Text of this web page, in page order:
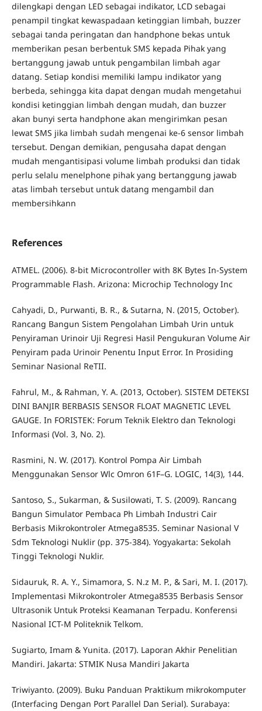
dilengkapi dengan LED sebagai indikator, LCD sebagai
penampil tingkat kewaspadaan ketinggian limbah, buzzer
sebagai tanda peringatan dan handphone bekas untuk
memberikan pesan berbentuk SMS kepada Pihak yang
bertanggung jawab untuk pengambilan limbah agar
datang. Setiap kondisi memiliki lampu indikator yang
berbeda, sehingga kita dapat dengan mudah mengetahui
kondisi ketinggian limbah dengan mudah, dan buzzer
akan bunyi serta handphone akan mengirimkan pesan
lewat SMS jika limbah sudah mengenai ke-6 sensor limbah
tersebut. Dengan demikian, pengusaha dapat dengan
mudah mengantisipasi volume limbah produksi dan tidak
perlu selalu menelphone pihak yang bertanggung jawab
atas limbah tersebut untuk datang mengambil dan
membersihkann
References
ATMEL. (2006). 8-bit Microcontroller with 8K Bytes In-System
Programmable Flash. Arizona: Microchip Technology Inc
Cahyadi, D., Purwanti, B. R., & Sutarna, N. (2015, October).
Rancang Bangun Sistem Pengolahan Limbah Urin untuk
Penyiraman Urinoir Uji Regresi Hasil Pengukuran Volume Air
Penyiram pada Urinoir Penentu Input Error. In Prosiding
Seminar Nasional ReTII.
Fahrul, M., & Rahman, Y. A. (2013, October). SISTEM DETEKSI
DINI BANJIR BERBASIS SENSOR FLOAT MAGNETIC LEVEL
GAUGE. In FORISTEK: Forum Teknik Elektro dan Teknologi
Informasi (Vol. 3, No. 2).
Rasmini, N. W. (2017). Kontrol Pompa Air Limbah
Menggunakan Sensor Wlc Omron 61F–G. LOGIC, 14(3), 144.
Santoso, S., Sukarman, & Susilowati, T. S. (2009). Rancang
Bangun Simulator Pembaca Ph Limbah Industri Cair
Berbasis Mikrokontroler Atmega8535. Seminar Nasional V
Sdm Teknologi Nuklir (pp. 375-384). Yogyakarta: Sekolah
Tinggi Teknologi Nuklir.
Sidauruk, R. A. Y., Simamora, S. N.z M. P., & Sari, M. I. (2017).
Implementasi Mikrokontroler Atmega8535 Berbasis Sensor
Ultrasonik Untuk Proteksi Keamanan Terpadu. Konferensi
Nasional ICT-M Politeknik Telkom.
Sugiarto, Imam & Yunita. (2017). Laporan Akhir Penelitian
Mandiri. Jakarta: STMIK Nusa Mandiri Jakarta
Triwiyanto. (2009). Buku Panduan Praktikum mikrokomputer
(Interfacing Dengan Port Parallel Dan Serial). Surabaya: